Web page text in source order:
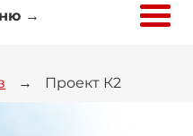
→
→ Проект К2